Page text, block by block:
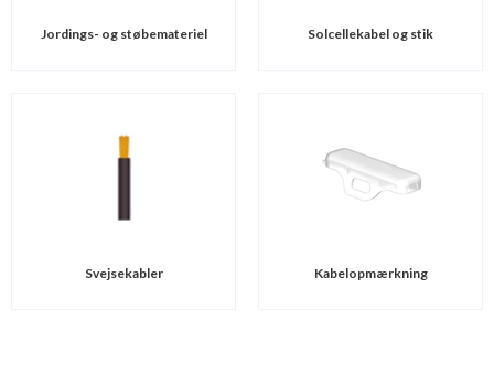
Jordings- og støbemateriel Solcellekabel og stik
Svejsekabler Kabelopmærkning